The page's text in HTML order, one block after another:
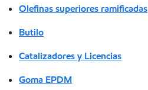
Olefinas superiores ramificadas
Butilo
Catalizadores y Licencias
Goma EPDM